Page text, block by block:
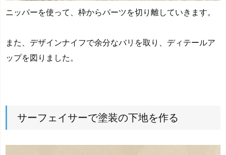
ニッパーを使って、枠からパーツを切り離していきます。
また、デザインナイフで余分なバリを取り、ディテールア
ップを図りました。
サーフェイサーで塗装の下地を作る